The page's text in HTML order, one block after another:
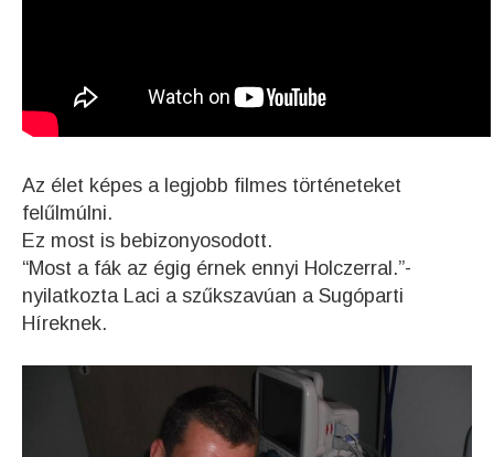
Az élet képes a legjobb filmes történeteket
felűlmúlni.
Ez most is bebizonyosodott.
“Most a fák az égig érnek ennyi Holczerral.”-
nyilatkozta Laci a szűkszavúan a Sugóparti
Híreknek.